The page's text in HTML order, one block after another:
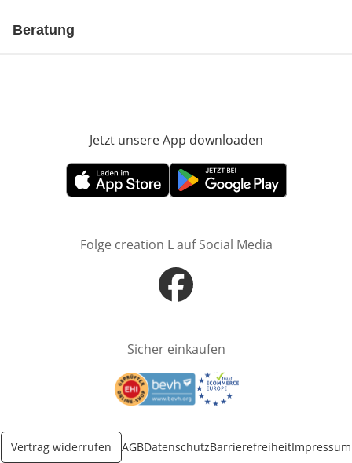
Beratung
Jetzt unsere App downloaden
Öffnet in neuem FensterÖffnet in neuem Fenster
Folge creation L auf Social Media
Öffnet in neuem Fenster
Sicher einkaufen
Öffnet in neuem FensterÖffnet in neuem Fenster
Vertrag widerrufen AGBDatenschutzBarrierefreiheitImpressum